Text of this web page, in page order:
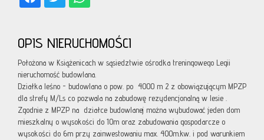
OPIS NIERUCHOMOŚCI
Położona w Książenicach w sąsiedztwie ośrodka treningowego Legii
nieruchomość budowlana.
Działka leśno - budowlana o pow. po 4000 m 2 z obowiązującym MPZP
dla strefy M/Ls co pozwala na zabudowę rezydencjonalną w lesie .
Zgodnie z MPZP na działce budowlanej można wybudować jeden dom
mieszkalny o wysokości do 10m oraz zabudowania gospodarcze o
wysokości do 6m przy zainwestowaniu max. 400m.kw. i pod warunkiem